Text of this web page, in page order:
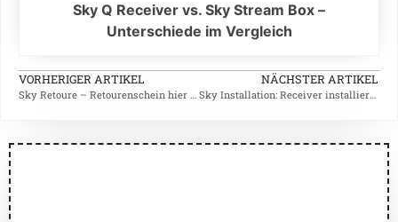
Sky Q Receiver vs. Sky Stream Box –
Unterschiede im Vergleich
VORHERIGER ARTIKEL
Sky Retoure – Retourenschein hier kostenlos online ausdrucken
NÄCHSTER ARTIKEL
Sky Installation: Receiver installieren, Smartcard freischalten